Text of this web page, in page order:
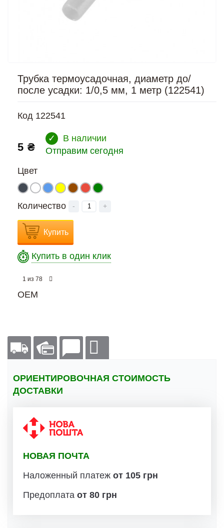
Трубка термоусадочная, диаметр до/
после усадки: 1/0,5 мм, 1 метр (122541)
Код 122541
5 ₴
✓
В наличии
Отправим сегодня
Цвет
Количество - +
Купить
Купить в один клик
1 из 78
OEM
ОРИЕНТИРОВОЧНАЯ СТОИМОСТЬ
ДОСТАВКИ
НОВАЯ ПОЧТА
Наложенный платеж от 105 грн
Предоплата от 80 грн